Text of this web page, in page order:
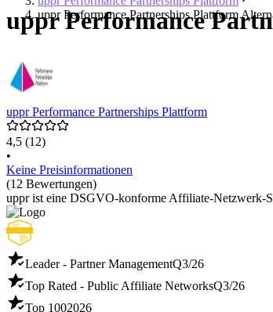
uppr Performance Partnerships Plattform
uppr Performance
uppr Performance Partnerships Plattform
4,5 (12)
•
Keine Preisinformationen
(12 Bewertungen)
uppr ist eine DSGVO-konforme Affiliate-Netzwerk-
Leader - Partner ManagementQ3/26
Top Rated - Public Affiliate NetworksQ3/26
Top 1002026